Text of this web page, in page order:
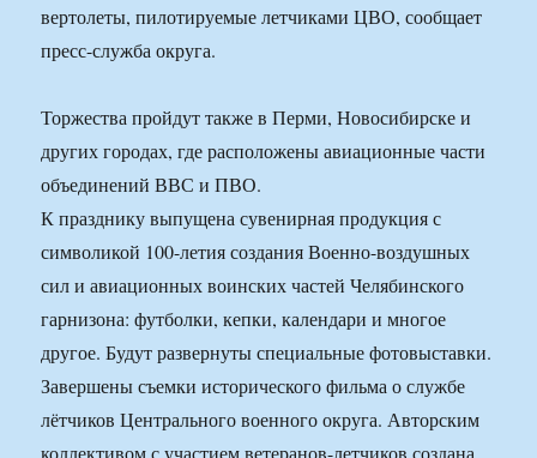
вертолеты, пилотируемые летчиками ЦВО, сообщает
пресс-служба округа.
Торжества пройдут также в Перми, Новосибирске и
других городах, где расположены авиационные части
объединений ВВС и ПВО.
К празднику выпущена сувенирная продукция с
символикой 100-летия создания Военно-воздушных
сил и авиационных воинских частей Челябинского
гарнизона: футболки, кепки, календари и многое
другое. Будут развернуты специальные фотовыставки.
Завершены съемки исторического фильма о службе
лётчиков Центрального военного округа. Авторским